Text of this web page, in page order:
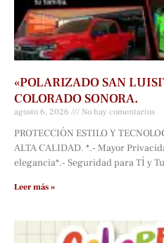
«POLARIZADO SAN
COLORADO SONORA.
agosto 6, 2026 No hay comentarios
PROTECCIÓN ESTILO Y
ALTA CALIDAD. *.- Mayor
elegancia*.- Seguridad para TÍ y
Leer más »